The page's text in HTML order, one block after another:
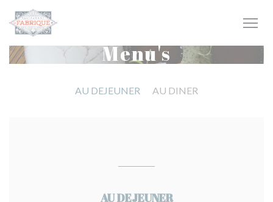
Cookies beheer paneel
Menu's
AU DEJEUNER AU DINER
AU DEJEUNER